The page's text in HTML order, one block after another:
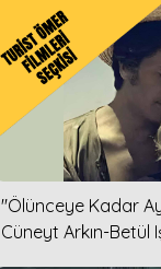
''Ölünceye Kadar
Cüneyt Arkın-Betül